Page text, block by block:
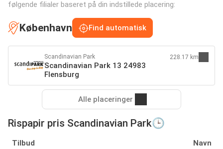
følgende filialer baseret på din indstillede placering:
København Find automatisk
Scandinavian Park
Scandinavian Park 13 24983
Flensburg
228.17 km
Alle placeringer
Rispapir pris Scandinavian Park🕒
Tilbud Navn